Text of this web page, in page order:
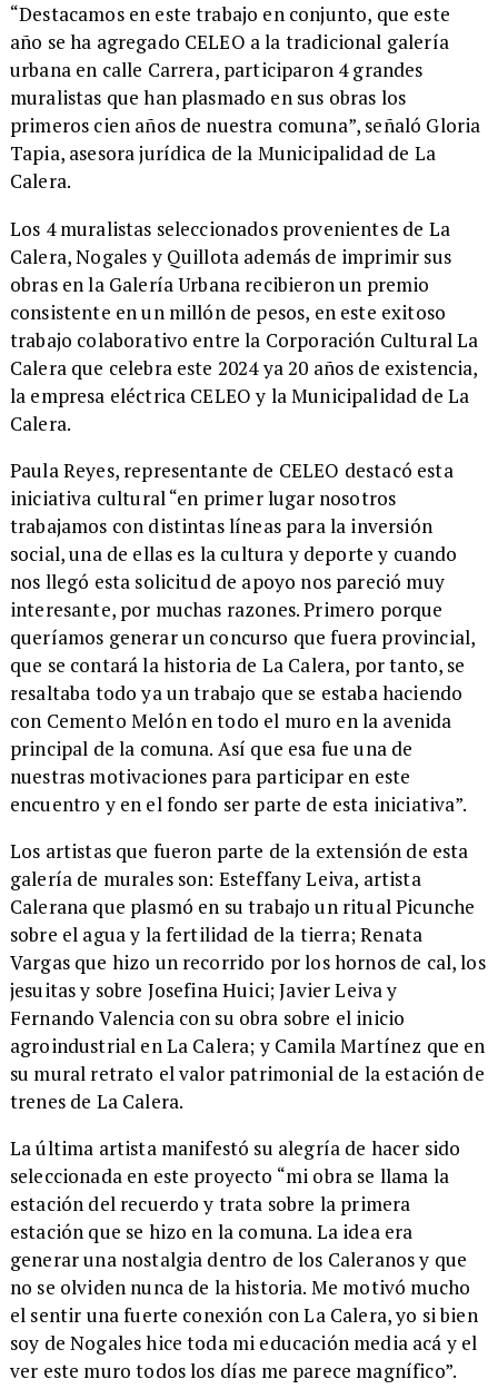
“Destacamos en este trabajo en conjunto, que este
año se ha agregado CELEO a la tradicional galería
urbana en calle Carrera, participaron 4 grandes
muralistas que han plasmado en sus obras los
primeros cien años de nuestra comuna”, señaló Gloria
Tapia, asesora jurídica de la Municipalidad de La
Calera.
​Los 4 muralistas seleccionados provenientes de La
Calera, Nogales y Quillota además de imprimir sus
obras en la Galería Urbana recibieron un premio
consistente en un millón de pesos, en este exitoso
trabajo colaborativo entre la Corporación Cultural La
Calera que celebra este 2024 ya 20 años de existencia,
la empresa eléctrica CELEO y la Municipalidad de La
Calera.
​Paula Reyes, representante de CELEO destacó esta
iniciativa cultural “en primer lugar nosotros
trabajamos con distintas líneas para la inversión
social, una de ellas es la cultura y deporte y cuando
nos llegó esta solicitud de apoyo nos pareció muy
interesante, por muchas razones. Primero porque
queríamos generar un concurso que fuera provincial,
que se contará la historia de La Calera, por tanto, se
resaltaba todo ya un trabajo que se estaba haciendo
con Cemento Melón en todo el muro en la avenida
principal de la comuna. Así que esa fue una de
nuestras motivaciones para participar en este
encuentro y en el fondo ser parte de esta iniciativa”.
Los artistas que fueron parte de la extensión de esta
galería de murales son: Esteffany Leiva, artista
Calerana que plasmó en su trabajo un ritual Picunche
sobre el agua y la fertilidad de la tierra; Renata
Vargas que hizo un recorrido por los hornos de cal, los
jesuitas y sobre Josefina Huici; Javier Leiva y
Fernando Valencia con su obra sobre el inicio
agroindustrial en La Calera; y Camila Martínez que en
su mural retrato el valor patrimonial de la estación de
trenes de La Calera.
​La última artista manifestó su alegría de hacer sido
seleccionada en este proyecto “mi obra se llama la
estación del recuerdo y trata sobre la primera
estación que se hizo en la comuna. La idea era
generar una nostalgia dentro de los Caleranos y que
no se olviden nunca de la historia. Me motivó mucho
el sentir una fuerte conexión con La Calera, yo si bien
soy de Nogales hice toda mi educación media acá y el
ver este muro todos los días me parece magnífico”.